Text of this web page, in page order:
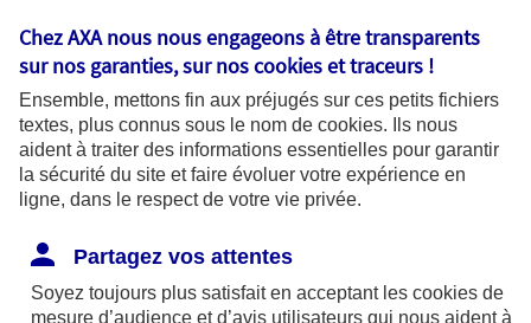
Si vos locaux ne sont plus exploitables
Contactez AXA Assistance. Un conseiller joignable
24h/24 au 01 55 92 26 92, vous accompagnera
dans la recherche d’un local temporaire.
Faire l’inventaire des dommages
Chez AXA nous nous engageons à être transparents
sur nos garanties, sur noscookies et traceurs !
Ensemble, mettons fin aux préjugés sur ces petits fichiers
textes, plus connus sous le nom de cookies. Ils nous
aident à traiter des informations essentielles pour garantir
la sécurité du site et faire évoluer votre expérience en
ligne, dans le respect de votre vie privée.
Partagez vos attentes
Soyez toujours plus satisfait en acceptant les cookies de
mesure d’audience et d’avis utilisateurs qui nous aident à